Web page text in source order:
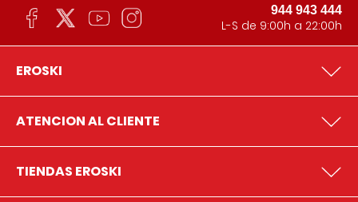
944 943 444
L-S de 9:00h a 22:00h
EROSKI
ATENCION AL CLIENTE
TIENDAS EROSKI